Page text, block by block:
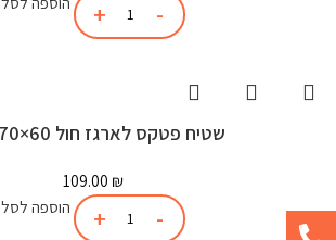
שטיח פטקס לארגז חול 60×70 ס"מ
109.00 ₪
הוספה לסל